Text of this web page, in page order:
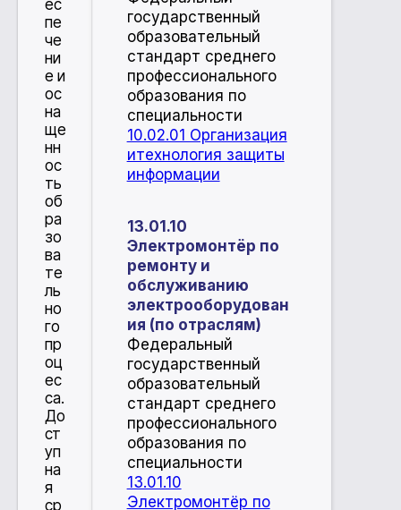
ес
пе
че
ни
е и
ос
на
ще
нн
ос
ть
об
ра
зо
ва
те
ль
но
го
пр
оц
ес
са.
До
ст
уп
на
я
ср
государственный
образовательный
стандарт среднего
профессионального
образования по
специальности
10.02.01 Организация
итехнология защиты
информации
13.01.10
Электромонтёр по
ремонту и
обслуживанию
электрооборудован
ия (по отраслям)
Федеральный
государственный
образовательный
стандарт среднего
профессионального
образования по
специальности
13.01.10
Электромонтёр по